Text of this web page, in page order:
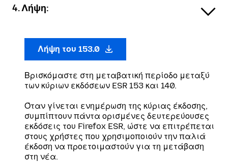
4. Λήψη:
Λήψη του 153.0
Βρισκόμαστε στη μεταβατική περίοδο μεταξύ
των κύριων εκδόσεων ESR 153 και 140.
Όταν γίνεται ενημέρωση της κύριας έκδοσης,
συμπίπτουν πάντα ορισμένες δευτερεύουσες
εκδόσεις του Firefox ESR, ώστε να επιτρέπεται
στους χρήστες που χρησιμοποιούν την παλιά
έκδοση να προετοιμαστούν για τη μετάβαση
στη νέα.